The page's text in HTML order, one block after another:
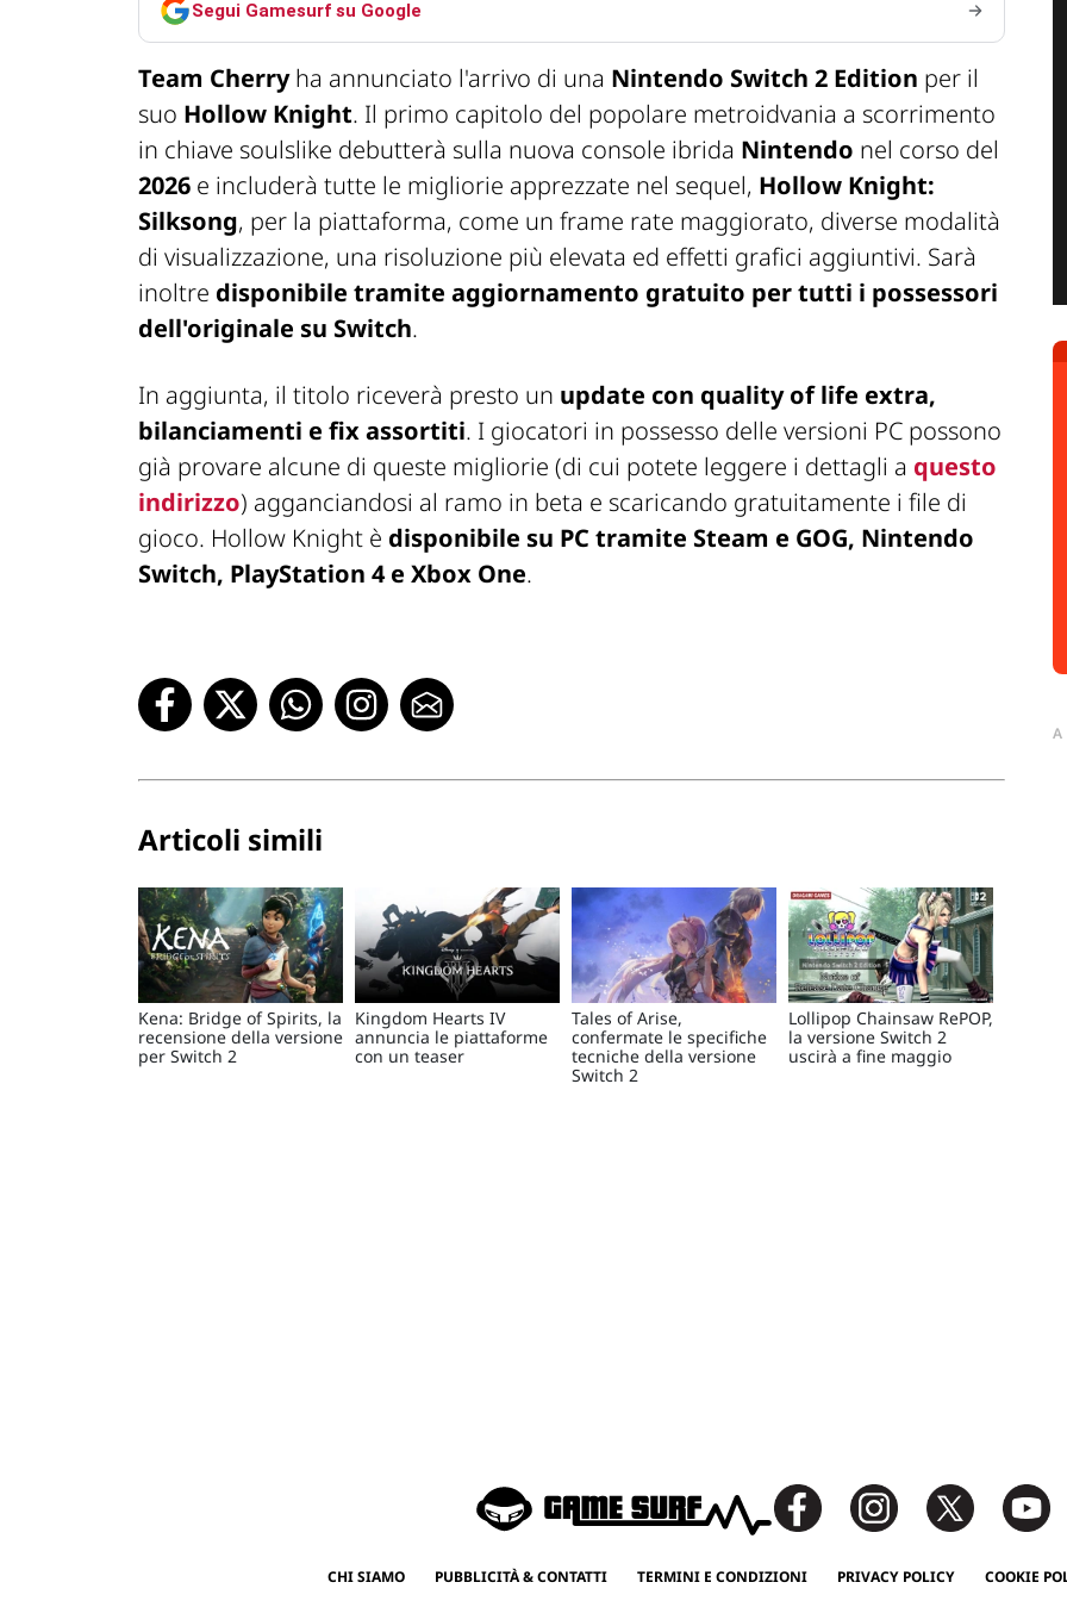
Segui Gamesurf su Google
Team Cherryha annunciato l'arrivo di una Nintendo Switch 2 Edition per il
suo Hollow Knight. Il primo capitolo del popolare metroidvania a scorrimento
in chiave soulslike debutterà sulla nuova console ibrida Nintendo nel corso del
2026 e includerà tutte le migliorie apprezzate nel sequel, Hollow Knight:
Silksong, per la piattaforma, come un frame rate maggiorato, diverse modalità
di visualizzazione, una risoluzione più elevata ed effetti grafici aggiuntivi. Sarà
inoltre disponibile tramite aggiornamento gratuito per tutti i possessori
dell'originale su Switch.
In aggiunta, il titolo riceverà presto un update con quality of life extra,
bilanciamenti e fix assortiti. I giocatori in possesso delle versioni PC possono
già provare alcune di queste migliorie (di cui potete leggere i dettagli a questo
indirizzo) agganciandosi al ramo in beta e scaricando gratuitamente i file di
gioco. Hollow Knight è disponibile su PC tramite Steam e GOG, Nintendo
Switch, PlayStation 4 e Xbox One.
Articoli simili
Kena: Bridge of Spirits, la
recensione della versione
per Switch 2
Kingdom Hearts IV
annuncia le piattaforme
con un teaser
Tales of Arise,
confermate le specifiche
tecniche della versione
Switch 2
Lollipop Chainsaw RePOP,
la versione Switch 2
uscirà a fine maggio
CHI SIAMO PUBBLICITÀ & CONTATTI TERMINI E CONDIZIONI PRIVACY POLICY COOKIE